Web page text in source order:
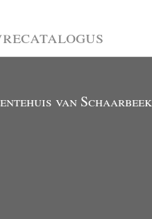
van Schaarbeek